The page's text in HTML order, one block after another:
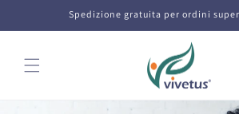
direttamente
ai contenuti
Spedizione gratuita per ordini